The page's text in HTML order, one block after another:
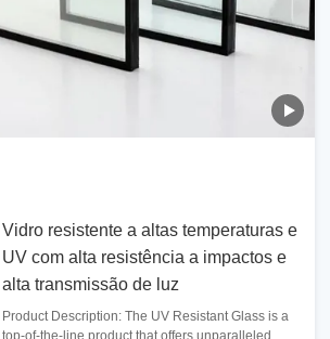
Vidro resistente a altas temperaturas e
UV com alta resistência a impactos e
alta transmissão de luz
Product Description: The UV Resistant Glass is a